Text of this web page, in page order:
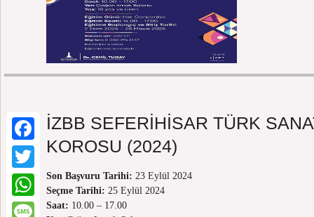
İZBB SEFERİHİSAR TÜRK
KOROSU (2024)
Facebook
Twitter
WhatsApp
Son Başvuru Tarihi: 23 Eylül 2024
Seçme Tarihi: 25 Eylül 2024
Saat: 10.00 – 17.00